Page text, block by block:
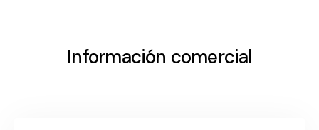
Información comercial